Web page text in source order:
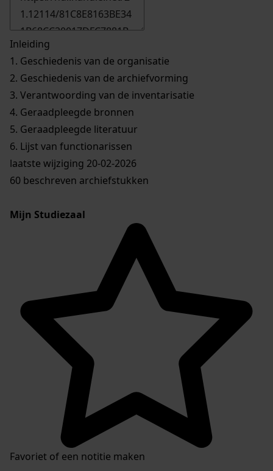
Inleiding
1. Geschiedenis van de organisatie
2. Geschiedenis van de archiefvorming
3. Verantwoording van de inventarisatie
4. Geraadpleegde bronnen
5. Geraadpleegde literatuur
6. Lijst van functionarissen
laatste wijziging 20-02-2026
60 beschreven archiefstukken
Mijn Studiezaal
Favoriet of een notitie maken